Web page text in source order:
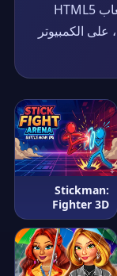
والأبطال) مجاناً أونلاين على Al3ab — ألعاب HTML5
الكمبيوتر
Stickman:
Fighter 3D